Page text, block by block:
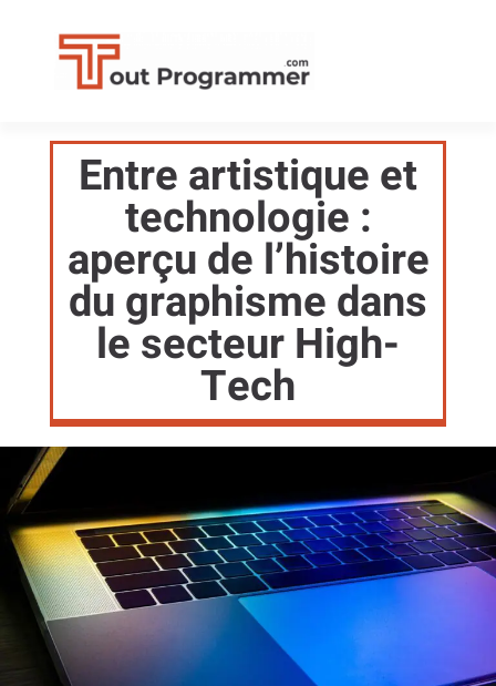
Entre artistique et
technologie :
aperçu de l’histoire
du graphisme dans
le secteur High-
Tech